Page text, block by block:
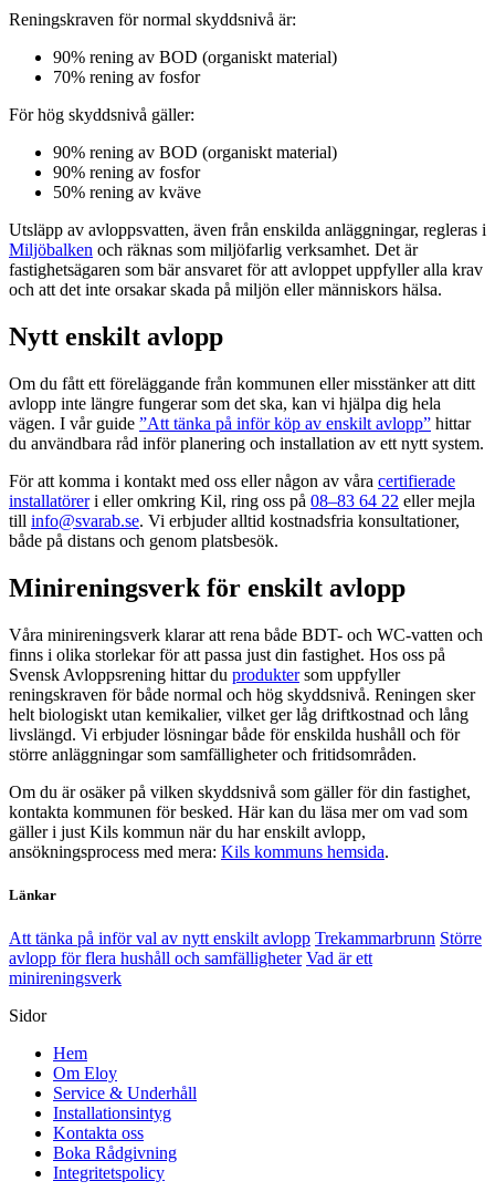
Reningskraven för normal skyddsnivå är:
90% rening av BOD (organiskt material)
70% rening av fosfor
För hög skyddsnivå gäller:
90% rening av BOD (organiskt material)
90% rening av fosfor
50% rening av kväve
Utsläpp av avloppsvatten, även från enskilda anläggningar, regleras i
Miljöbalken och räknas som miljöfarlig verksamhet. Det är
fastighetsägaren som bär ansvaret för att avloppet uppfyller alla krav
och att det inte orsakar skada på miljön eller människors hälsa.
Nytt enskilt avlopp
Om du fått ett föreläggande från kommunen eller misstänker att ditt
avlopp inte längre fungerar som det ska, kan vi hjälpa dig hela
vägen. I vår guide ”Att tänka på inför köp av enskilt avlopp” hittar
du användbara råd inför planering och installation av ett nytt system.
För att komma i kontakt med oss eller någon av våra certifierade
installatöreri eller omkring Kil, ring oss på 08–83 64 22 eller mejla
till info@svarab.se. Vi erbjuder alltid kostnadsfria konsultationer,
både på distans och genom platsbesök.
Minireningsverk för enskilt avlopp
Våra minireningsverk klarar att rena både BDT- och WC-vatten och
finns i olika storlekar för att passa just din fastighet. Hos oss på
Svensk Avloppsrening hittar du produktersom uppfyller
reningskraven för både normal och hög skyddsnivå. Reningen sker
helt biologiskt utan kemikalier, vilket ger låg driftkostnad och lång
livslängd. Vi erbjuder lösningar både för enskilda hushåll och för
större anläggningar som samfälligheter och fritidsområden.
Om du är osäker på vilken skyddsnivå som gäller för din fastighet,
kontakta kommunen för besked. Här kan du läsa mer om vad som
gäller i just Kils kommun när du har enskilt avlopp,
ansökningsprocess med mera: Kils kommuns hemsida.
Länkar
Att tänka på inför val av nytt enskilt avlopp Trekammarbrunn Större
avlopp för flera hushåll och samfälligheter Vad är ett
minireningsverk
Sidor
Hem
Om Eloy
Service & Underhåll
Installationsintyg
Kontakta oss
Boka Rådgivning
Integritetspolicy